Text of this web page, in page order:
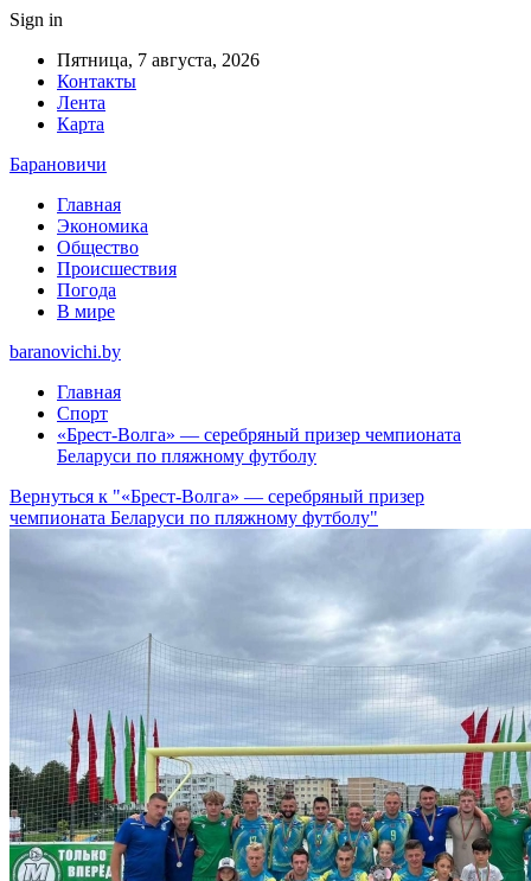
Sign in
Пятница, 7 августа, 2026
Контакты
Лента
Карта
Барановичи
Главная
Экономика
Общество
Происшествия
Погода
В мире
baranovichi.by
Главная
Спорт
«Брест-Волга» — серебряный призер чемпионата
Беларуси по пляжному футболу
Вернуться к "«Брест-Волга» — серебряный призер
чемпионата Беларуси по пляжному футболу"